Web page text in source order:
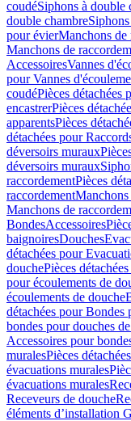
coudéSiphons à double
double chambre
pour évierManchons de
Manchons de
AccessoiresVannes
pour Vannes
coudéPièces détachées
encastrerPièces
apparentsPièces
détachées pour
déversoirs muraux
déversoirs muraux
raccordementPièces
raccordementManchons
Manchons de
BondesAccessoires
baignoiresDouches
détachées pour
douchePièces
pour écoulements de
écoulements de douche
détachées pour Bondes
bondes pour douches
Accessoires pour
muralesPièces
évacuations murales
évacuations murales
Receveurs de douche
éléments d’installation